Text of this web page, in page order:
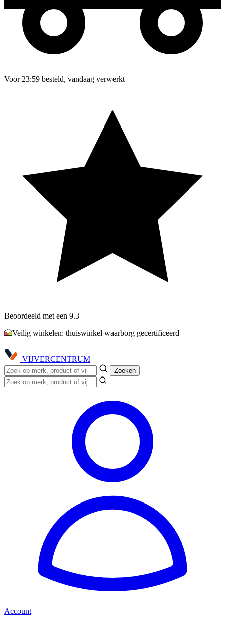
Voor 23:59 besteld, vandaag verwerkt
Beoordeeld met een 9.3
Veilig winkelen: thuiswinkel waarborg gecertificeerd
VIJVERCENTRUM
Zoeken
Account